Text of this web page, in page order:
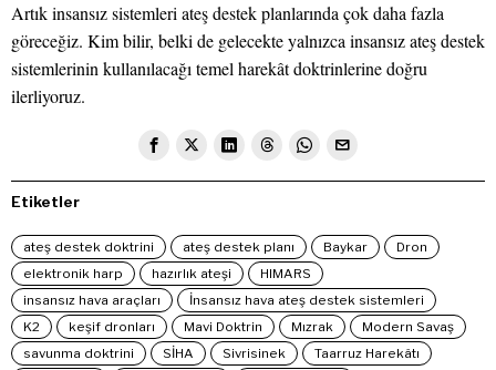
Artık insansız sistemleri ateş destek planlarında çok daha fazla
göreceğiz. Kim bilir, belki de gelecekte yalnızca insansız ateş destek
sistemlerinin kullanılacağı temel harekât doktrinlerine doğru
ilerliyoruz.
Etiketler
ateş destek doktrini ateş destek planı Baykar
Dron
elektronik harp
hazırlık ateşi
HIMARS
insansız hava araçları
İnsansız hava ateş destek sistemleri
K2
keşif dronları Mavi Doktrin Mızrak
Modern Savaş
savunma doktrini
SİHA Sivrisinek
Taarruz Harekâtı